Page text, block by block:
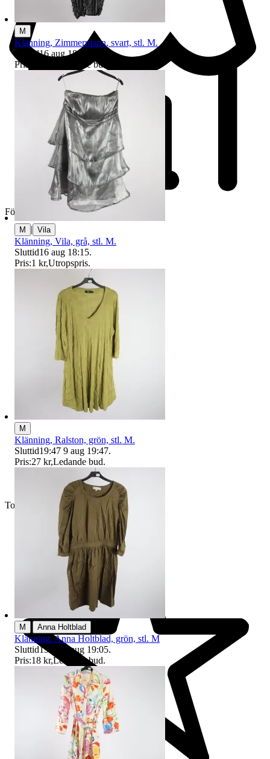
Företag
Toppsäljare
M
Klänning, Zimmermann, svart, stl. M.
Sluttid16 aug 18:04
Pris:
Ledande bud
M | Vila
Klänning, Vila, grå, stl. M.
Sluttid16 aug 18:15.
Pris:1 kr,Utropspris.
M
Klänning, Ralston, grön, stl. M.
Sluttid19:47 9 aug 19:47.
Pris:27 kr,Ledande bud.
M Anna Holtblad
Klänning, Anna Holtblad, grön, stl. M
Sluttid19:05 9 aug 19:05.
Pris:18 kr,Ledande bud.